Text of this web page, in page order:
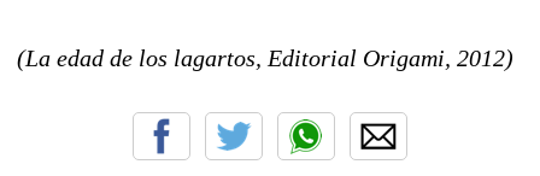
(La edad de los lagartos, Editorial Origami, 2012)